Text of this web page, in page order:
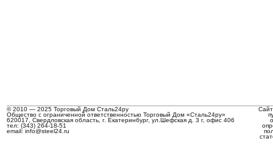
© 2010 — 2025 Торговый Дом Сталь24ру
Общество с ограниченной ответственностью Торговый Дом «Сталь24ру»
620017, Свердловская область, г. Екатеринбург, ул.Шефская д. 3 г, офис 406
тел: (343) 264-18-51
email: info@steel24.ru